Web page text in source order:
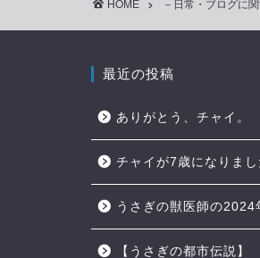
HOME －日常・ブログに
最近の投稿
ありがとう、チャイ。
チャイが7歳になりまし
うさぎの獣医師の2024
【うさぎの都市伝説】